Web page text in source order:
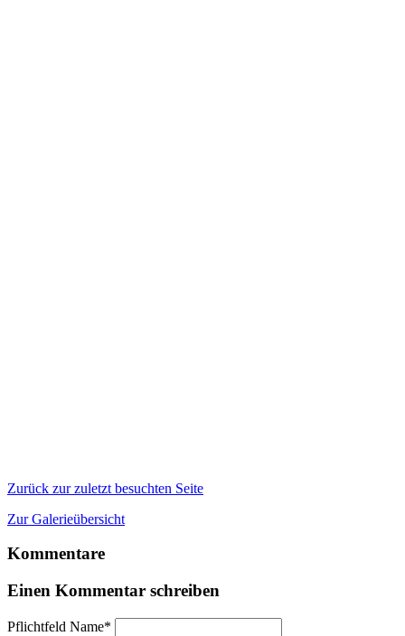
Zurück zur zuletzt besuchten Seite
Zur Galerieübersicht
Kommentare
Einen Kommentar schreiben
Pflichtfeld Name*